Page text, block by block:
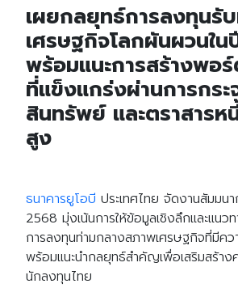
เผยกลยุทธ์การลงทุนรั
เศรษฐกิจโลกผันผวนใ
พร้อมแนะการสร้างพอ
ที่แข็งแกร่งผ่านการกระ
สินทรัพย์ และตราสาร
สูง
ธนาคารยูโอบี ประเทศไทย จัดงานสัมมน
2568 มุ่งเน้นการให้ข้อมูลเชิงลึกและแนว
การลงทุนท่ามกลางสภาพเศรษฐกิจที่มีค
พร้อมแนะนำกลยุทธ์สำคัญเพื่อเสริมสร้าง
นักลงทุนไทย